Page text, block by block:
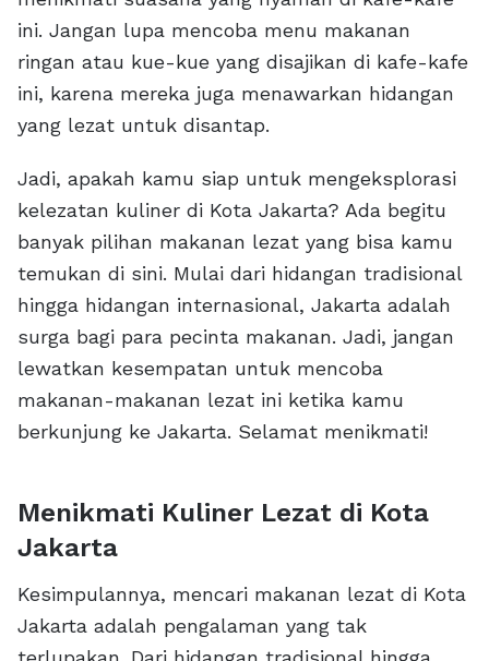
ini. Jangan lupa mencoba menu makanan
ringan atau kue-kue yang disajikan di kafe-kafe
ini, karena mereka juga menawarkan hidangan
yang lezat untuk disantap.
Jadi, apakah kamu siap untuk mengeksplorasi
kelezatan kuliner di Kota Jakarta? Ada begitu
banyak pilihan makanan lezat yang bisa kamu
temukan di sini. Mulai dari hidangan tradisional
hingga hidangan internasional, Jakarta adalah
surga bagi para pecinta makanan. Jadi, jangan
lewatkan kesempatan untuk mencoba
makanan-makanan lezat ini ketika kamu
berkunjung ke Jakarta. Selamat menikmati!
Menikmati Kuliner Lezat di Kota
Jakarta
Kesimpulannya, mencari makanan lezat di Kota
Jakarta adalah pengalaman yang tak